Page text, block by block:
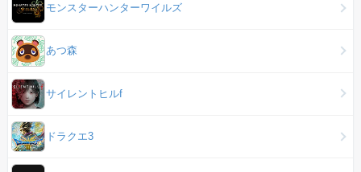
モンスターハンターワイルズ
あつ森
サイレントヒルf
ドラクエ3